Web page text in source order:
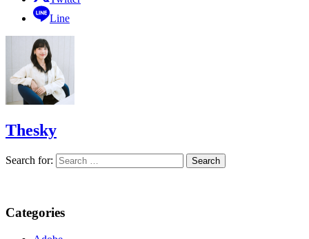
Line
Thesky
Search for:
Categories